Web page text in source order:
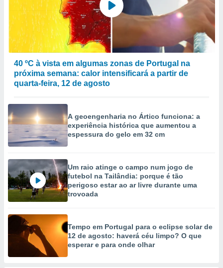
40 ºC à vista em algumas zonas de Portugal na
próxima semana: calor intensificará a partir de
quarta-feira, 12 de agosto
A geoengenharia no Ártico funciona: a
experiência histórica que aumentou a
espessura do gelo em 32 cm
Um raio atinge o campo num jogo de
futebol na Tailândia: porque é tão
perigoso estar ao ar livre durante uma
trovoada
Tempo em Portugal para o eclipse solar de
12 de agosto: haverá céu limpo? O que
esperar e para onde olhar